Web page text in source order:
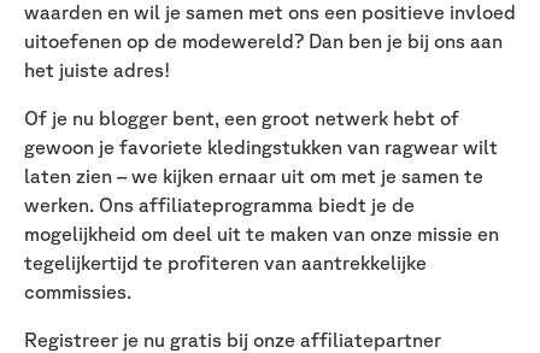
waarden en wil je samen met ons een positieve invloed
uitoefenen op de modewereld? Dan ben je bij ons aan
het juiste adres!
Of je nu blogger bent, een groot netwerk hebt of
gewoon je favoriete kledingstukken van ragwear wilt
laten zien – we kijken ernaar uit om met je samen te
werken. Ons affiliateprogramma biedt je de
mogelijkheid om deel uit te maken van onze missie en
tegelijkertijd te profiteren van aantrekkelijke
commissies.
Registreer je nu gratis bij onze affiliatepartner